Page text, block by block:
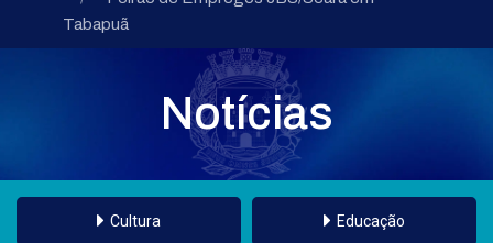
Tabapuã
Notícias
Cultura Educação